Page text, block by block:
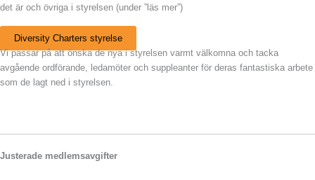
det är och övriga i styrelsen (under ”läs mer”)
Diversity Charters styrelse
Vi passar på att önska de nya i styrelsen varmt välkomna och tacka
avgående ordförande, ledamöter och suppleanter för deras fantastiska arbete
som de lagt ned i styrelsen.
Justerade medlemsavgifter